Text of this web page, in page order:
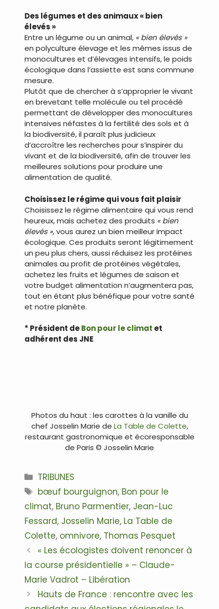
Des légumes et des animaux « bien
élevés »
Entre un légume ou un animal, « bien élevés »
en polyculture élevage et les mêmes issus de
monocultures et d’élevages intensifs, le poids
écologique dans l’assiette est sans commune
mesure.
Plutôt que de chercher à s’approprier le vivant
en brevetant telle molécule ou tel procédé
permettant de développer des monocultures
intensives néfastes à la fertilité des sols et à
la biodiversité, il paraît plus judicieux
d’accroître les recherches pour s’inspirer du
vivant et de la biodiversité, afin de trouver les
meilleures solutions pour produire une
alimentation de qualité.
Choisissez le régime qui vous fait plaisir
Choisissez le régime alimentaire qui vous rend
heureux, mais achetez des produits « bien
élevés », vous aurez un bien meilleur impact
écologique. Ces produits seront légitimement
un peu plus chers, aussi réduisez les protéines
animales au profit de protéines végétales,
achetez les fruits et légumes de saison et
votre budget alimentation n’augmentera pas,
tout en étant plus bénéfique pour votre santé
et notre planète.
* Président deBon pour le climat et
adhérent des JNE
Photos du haut : les carottes à la vanille du
chef Josselin Marie de La Table de Colette,
restaurant gastronomique et écoresponsable
de Paris © Josselin Marie
Catégories
TRIBUNES
Étiquettes
bœuf bourguignon, Bon pour le
climat, Bruno Parmentier, Jean-Luc
Fessard, Josselin Marie, La Table de
Colette, omnivore, Thomas Pesquet
Navigation
des
« Les écologistes doivent renoncer à
la course présidentielle » – Claude-
Marie Vadrot – Libération
Hauts de France : rencontre avec les